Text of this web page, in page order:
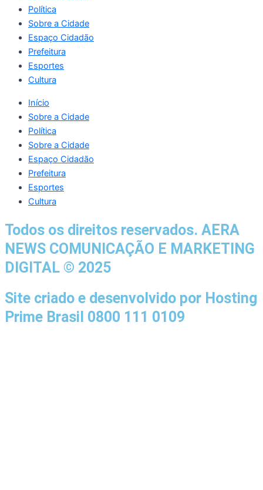
Política
Sobre a Cidade
Espaço Cidadão
Prefeitura
Esportes
Cultura
Início
Sobre a Cidade
Política
Sobre a Cidade
Espaço Cidadão
Prefeitura
Esportes
Cultura
Todos os direitos reservados. AERA
NEWS COMUNICAÇÃO E MARKETING
DIGITAL © 2025
Site criado e desenvolvido por Hosting
Prime Brasil 0800 111 0109